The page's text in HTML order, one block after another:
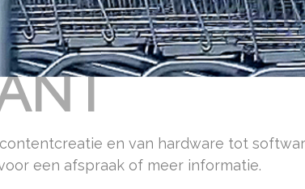
PASSANT
en van hardware tot
een afspraak of meer informatie.